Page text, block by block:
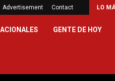
Advertisement Contact LO
y Juventud proyecta talentos…
GENTE DE HOY